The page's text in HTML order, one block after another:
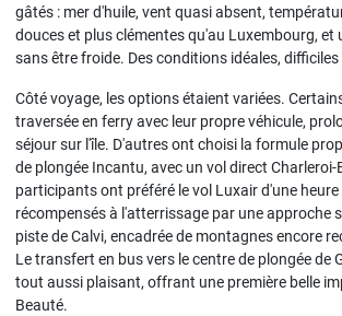
gâtés : mer d'huile, vent quasi absent,
douces et plus clémentes qu'au Luxembourg, et
sans être froide. Des conditions idéales, difficiles
Côté voyage, les options étaient variées.
traversée en ferry avec leur propre véhicule,
séjour sur l'île. D'autres ont choisi la formule
de plongée Incantu, avec un vol direct
participants ont préféré le vol Luxair d'une heure
récompensés à l'atterrissage par une approche
piste de Calvi, encadrée de montagnes encore
Le transfert en bus vers le centre de plongée de
tout aussi plaisant, offrant une première belle
Beauté.